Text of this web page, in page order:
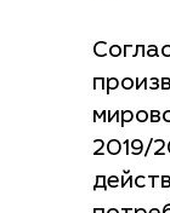
2019/